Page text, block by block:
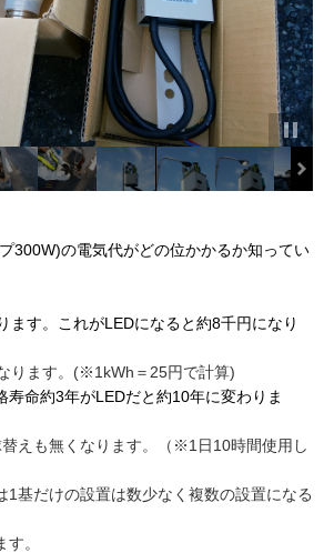
300W)の電気代がどの位かかるか知ってい
ます。これがLEDになると約8千円になり
ります。(※1kWh＝25円で計算)
寿命約3年がLEDだと約10年に変わりま
えも無くなります。（※1日10時間使用し
1基だけの設置は数少なく複数の設置になる
。